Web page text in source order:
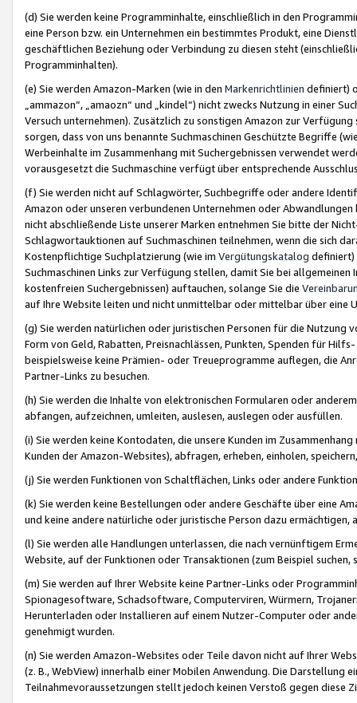
(d) Sie werden keine Programminhalte, einschließlich in den
eine Person bzw. ein Unternehmen ein bestimmtes Produkt, eine
geschäftlichen Beziehung oder Verbindung zu diesen steht
Programminhalten).
(e) Sie werden Amazon-Marken (wie in den Markenrichtlinien definiert)
„ammazon“, „amaozn“ und „kindel“) nicht zwecks Nutzung in einer
Versuch unternehmen). Zusätzlich zu sonstigen Amazon zur
sorgen, dass von uns benannte Suchmaschinen Geschützte Begriffe
Werbeinhalte im Zusammenhang mit Suchergebnissen verwendet
vorausgesetzt die Suchmaschine verfügt über entsprechende
(f) Sie werden nicht auf Schlagwörter, Suchbegriffe oder andere
Amazon oder unseren verbundenen Unternehmen oder
nicht abschließende Liste unserer Marken entnehmen Sie bitte der
Schlagwortauktionen auf Suchmaschinen teilnehmen, wenn die sich
Kostenpflichtige Suchplatzierung (wie im Vergütungskatalog definiert)
Suchmaschinen Links zur Verfügung stellen, damit Sie bei
kostenfreien Suchergebnissen) auftauchen, solange Sie die
auf Ihre Website leiten und nicht unmittelbar oder mittelbar über eine
(g) Sie werden natürlichen oder juristischen Personen für die Nutzung
Form von Geld, Rabatten, Preisnachlässen, Punkten, Spenden für
beispielsweise keine Prämien- oder Treueprogramme auflegen, die
Partner-Links zu besuchen.
(h) Sie werden die Inhalte von elektronischen Formularen oder
abfangen, aufzeichnen, umleiten, auslesen, auslegen oder ausfüllen.
(i) Sie werden keine Kontodaten, die unsere Kunden im
Kunden der Amazon-Websites), abfragen, erheben, einholen,
(j) Sie werden Funktionen von Schaltflächen, Links oder andere
(k) Sie werden keine Bestellungen oder andere Geschäfte über eine
und keine andere natürliche oder juristische Person dazu
(l) Sie werden alle Handlungen unterlassen, die nach vernünftigem
Website, auf der Funktionen oder Transaktionen (zum Beispiel
(m) Sie werden auf Ihrer Website keine Partner-Links oder
Spionagesoftware, Schadsoftware, Computerviren, Würmern,
Herunterladen oder Installieren auf einem Nutzer-Computer oder
genehmigt wurden.
(n) Sie werden Amazon-Websites oder Teile davon nicht auf Ihrer
(z. B., WebView) innerhalb einer Mobilen Anwendung. Die Darstellung
Teilnahmevoraussetzungen stellt jedoch keinen Verstoß gegen diese